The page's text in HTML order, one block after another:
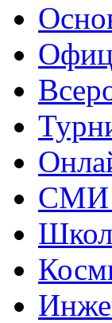
СМИ